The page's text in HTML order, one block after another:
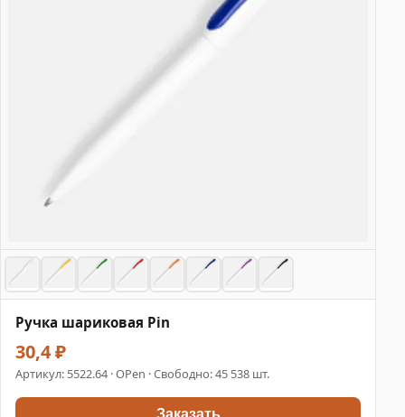
Ручка шариковая Pin
30,4 ₽
Артикул: 5522.64 · OPen · Свободно: 45 538 шт.